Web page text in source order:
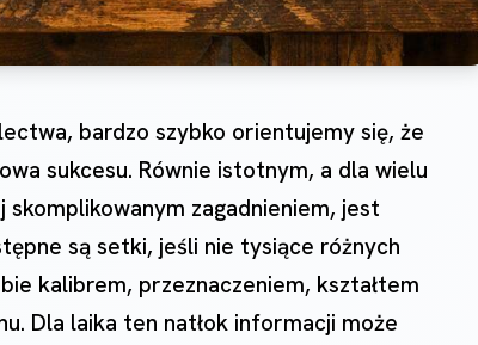
bardzo szybko orientujemy się, że
sukcesu. Równie istotnym, a dla wielu
zagadnieniem, jest
są setki, jeśli nie tysiące różnych
kalibrem, przeznaczeniem, kształtem
Dla laika ten natłok informacji może